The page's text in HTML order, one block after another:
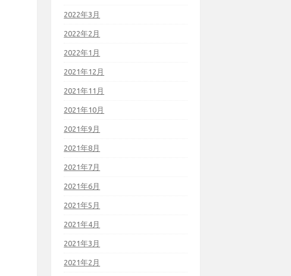
2022年3月
2022年2月
2022年1月
2021年12月
2021年11月
2021年10月
2021年9月
2021年8月
2021年7月
2021年6月
2021年5月
2021年4月
2021年3月
2021年2月